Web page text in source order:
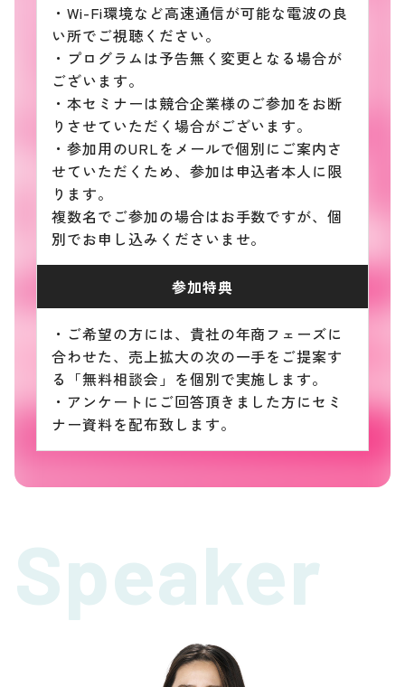
・Wi-Fi環境など高速通信が可能な電波の良
い所でご視聴ください。
・プログラムは予告無く変更となる場合が
ございます。
・本セミナーは競合企業様のご参加をお断
りさせていただく場合がございます。
・参加用のURLをメールで個別にご案内さ
せていただくため、参加は申込者本人に限
ります。
複数名でご参加の場合はお手数ですが、個
別でお申し込みくださいませ。
参加特典
・ご希望の方には、貴社の年商フェーズに
合わせた、売上拡大の次の一手をご提案す
る「無料相談会」を個別で実施します。
・アンケートにご回答頂きました方にセミ
ナー資料を配布致します。
Speaker